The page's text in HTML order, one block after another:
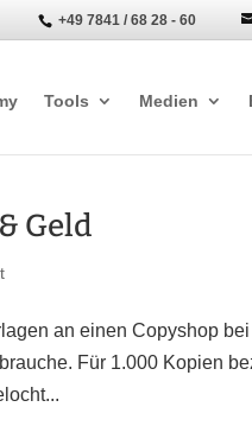
+49 7841 / 68 28 - 60
Tools Medien
Geld
an einen Copyshop
Für 1.000 Kopien